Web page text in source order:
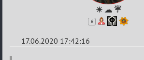
☀ ☁ ☔
6
17.06.2020 17:42:16